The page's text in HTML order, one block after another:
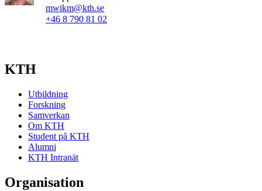
mwikm@kth.se
+46 8 790 81 02
KTH
Utbildning
Forskning
Samverkan
Om KTH
Student på KTH
Alumni
KTH Intranät
Organisation